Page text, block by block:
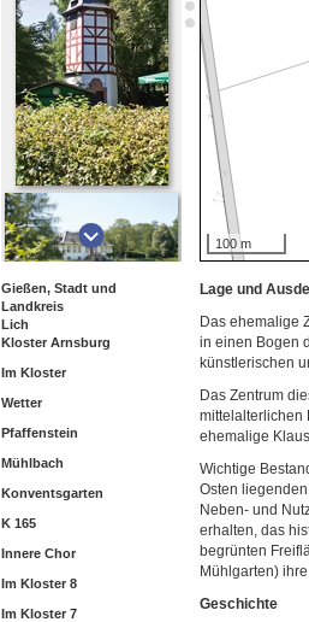
100 m
Gießen, Stadt und
Landkreis
Lich
Kloster Arnsburg
Im Kloster
Wetter
Pfaffenstein
Mühlbach
Konventsgarten
K 165
Innere Chor
Im Kloster 8
Im Kloster 7
Lage und
Das ehemalige
in einen Bogen
künstlerischen
Das Zentrum
mittelalterlichen
ehemalige
Wichtige
Osten
Neben- und
erhalten, das
begrünten
Mühlgarten)
Geschichte